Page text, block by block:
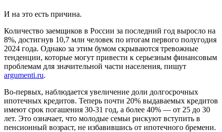
И на это есть причина.
Количество заемщиков в России за последний год выросло на
8%, достигнув 10,7 млн человек по итогам первого полугодия
2024 года. Однако за этим бумом скрываются тревожные
тенденции, которые могут привести к серьезным финансовым
проблемам для значительной части населения, пишут
argumenti.ru.
Во-первых, наблюдается увеличение доли долгосрочных
ипотечных кредитов. Теперь почти 20% выдаваемых кредитов
имеют срок погашения 30-31 год, а более 40% — от 25 до 30
лет. Это означает, что молодые семьи рискуют вступить в
пенсионный возраст, не избавившись от ипотечного бремени.